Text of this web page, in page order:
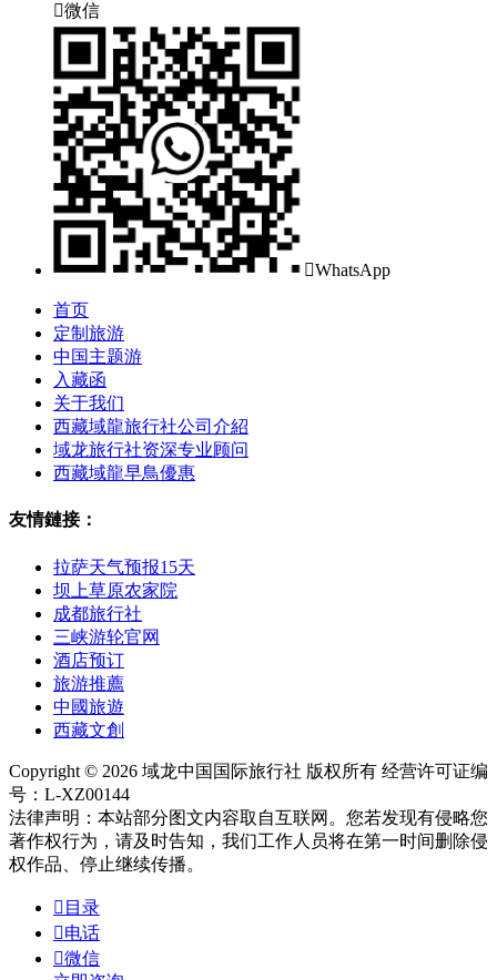
微信
WhatsApp
首页
定制旅游
中国主题游
入藏函
关于我们
西藏域龍旅行社公司介紹
域龙旅行社资深专业顾问
西藏域龍早鳥優惠
友情鏈接：
拉萨天气预报15天
坝上草原农家院
成都旅行社
三峡游轮官网
酒店预订
旅游推薦
中國旅遊
西藏文創
Copyright © 2026 域龙中国国际旅行社 版权所有 经营许可证编
号：L-XZ00144
法律声明：本站部分图文内容取自互联网。您若发现有侵略您
著作权行为，请及时告知，我们工作人员将在第一时间删除侵
权作品、停止继续传播。
 目录
电话
微信